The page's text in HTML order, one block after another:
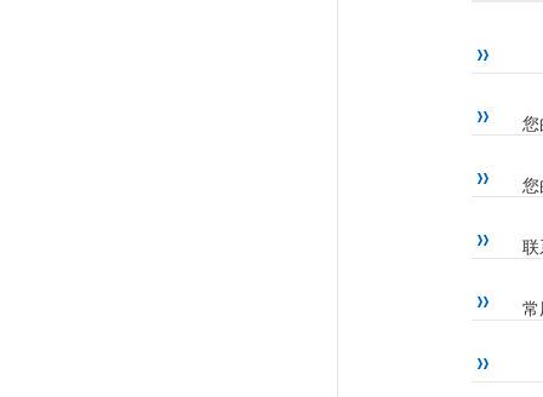
您
您
联
常